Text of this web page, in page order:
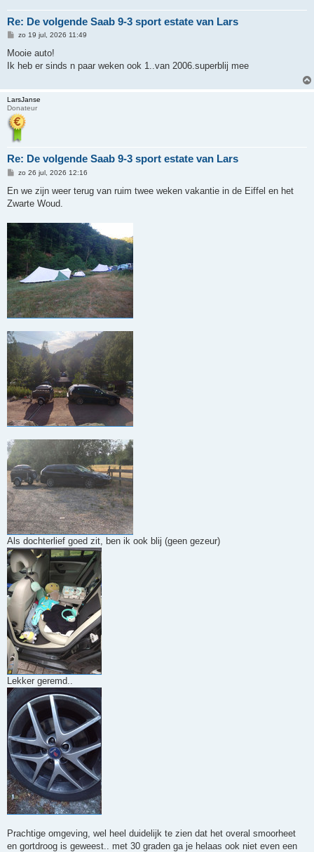
Re: De volgende Saab 9-3 sport estate van Lars
B
r
c
zo 19 jul, 2026 11:49
Mooie auto!
Ik heb er sinds n paar weken ook 1..van 2006.superblij mee
LarsJanse
Donateur
Re: De volgende Saab 9-3 sport estate van Lars
B
r
c
t
zo 26 jul, 2026 12:16
En we zijn weer terug van ruim twee weken vakantie in de Eiffel en het
Zwarte Woud.
Als dochterlief goed zit, ben ik ook blij (geen gezeur)
Lekker geremd..
Prachtige omgeving, wel heel duidelijk te zien dat het overal smoorheet
en gortdroog is geweest.. met 30 graden ga je helaas ook niet even een